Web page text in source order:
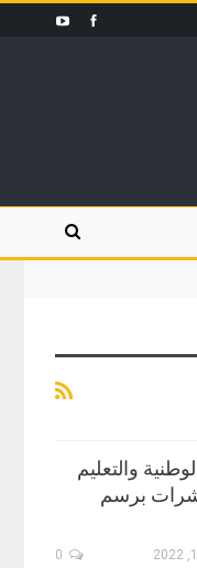
والتعليم
برسم